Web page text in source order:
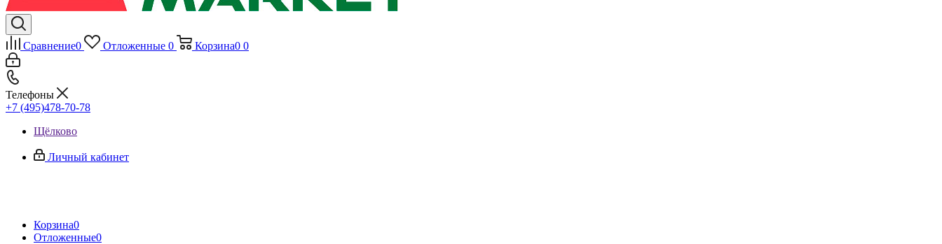
Сравнение0 Отложенные 0 Корзина0 0
Телефоны
+7 (495)478-70-78
Щёлково
Личный кабинет
Корзина0
Отложенные0